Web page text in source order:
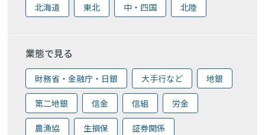
北海道 東北 中・四国 北陸
業態で見る
財務省・金融庁・日銀 大手行など 地銀
第二地銀 信金 信組 労金
農漁協 生損保 証券関係